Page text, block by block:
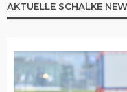
AKTUELLE SCHALKE